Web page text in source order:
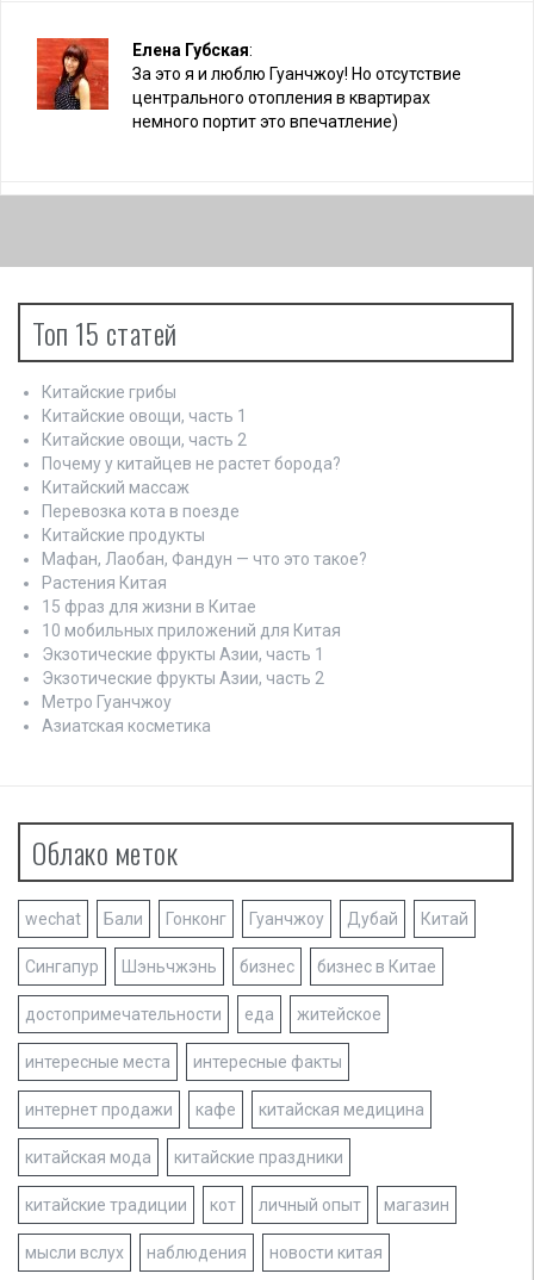
а
п
и
я
Елена Губская:
За это я и люблю Гуанчжоу! Но отсутствие
центрального отопления в квартирах
немного портит это впечатление)
Топ 15 статей
Китайские грибы
Китайские овощи, часть 1
Китайские овощи, часть 2
Почему у китайцев не растет борода?
Китайский массаж
Перевозка кота в поезде
Китайские продукты
Мафан, Лаобан, Фандун — что это такое?
Растения Китая
15 фраз для жизни в Китае
10 мобильных приложений для Китая
Экзотические фрукты Азии, часть 1
Экзотические фрукты Азии, часть 2
Метро Гуанчжоу
Азиатская косметика
Облако меток
wechat Бали Гонконг Гуанчжоу Дубай Китай
Сингапур Шэньчжэнь бизнес бизнес в Китае
достопримечательности еда житейское
интересные места интересные факты
интернет продажи кафе китайская медицина
китайская мода китайские праздники
китайские традиции кот личный опыт магазин
мысли вслух наблюдения новости китая